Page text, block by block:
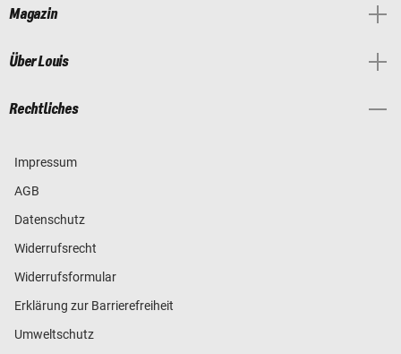
Magazin
Über Louis
Rechtliches
Impressum
AGB
Datenschutz
Widerrufsrecht
Widerrufsformular
Erklärung zur Barrierefreiheit
Umweltschutz